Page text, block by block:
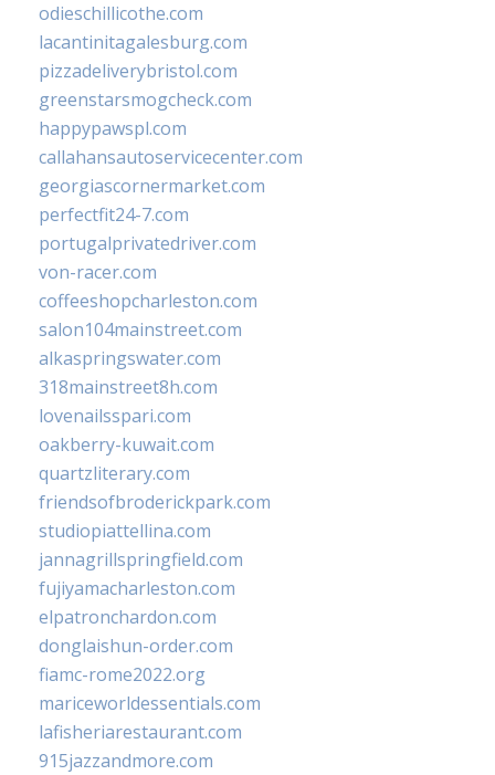
odieschillicothe.com
lacantinitagalesburg.com
pizzadeliverybristol.com
greenstarsmogcheck.com
happypawspl.com
callahansautoservicecenter.com
georgiascornermarket.com
perfectfit24-7.com
portugalprivatedriver.com
von-racer.com
coffeeshopcharleston.com
salon104mainstreet.com
alkaspringswater.com
318mainstreet8h.com
lovenailsspari.com
oakberry-kuwait.com
quartzliterary.com
friendsofbroderickpark.com
studiopiattellina.com
jannagrillspringfield.com
fujiyamacharleston.com
elpatronchardon.com
donglaishun-order.com
fiamc-rome2022.org
mariceworldessentials.com
lafisheriarestaurant.com
915jazzandmore.com